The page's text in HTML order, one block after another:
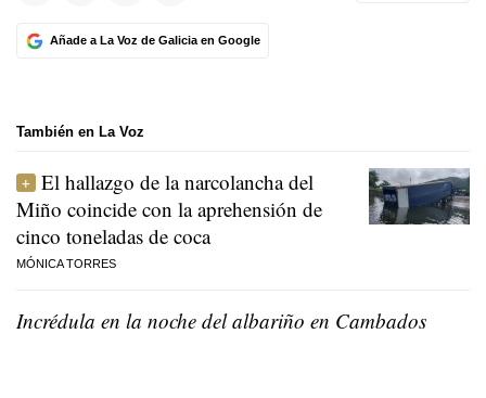
Añade a La Voz de Galicia en Google
También en La Voz
El hallazgo de la narcolancha del
Miño coincide con la aprehensión de
cinco toneladas de coca
MÓNICA TORRES
Incrédula en la noche del albariño en Cambados